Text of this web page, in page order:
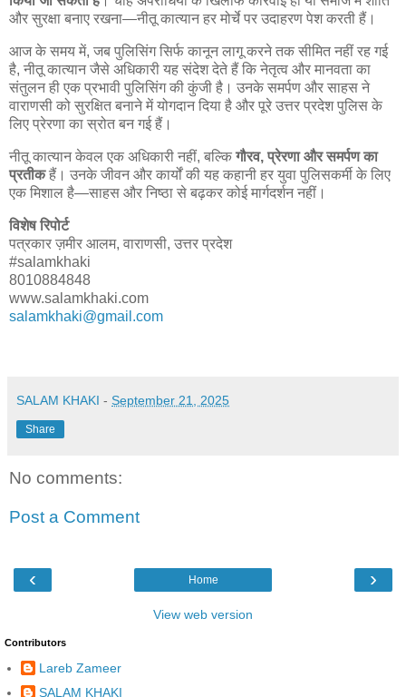
और सुरक्षा बनाए रखना—नीतू कात्यान हर मोर्चे पर उदाहरण पेश करती हैं।
आज के समय में, जब पुलिसिंग सिर्फ कानून लागू करने तक सीमित नहीं रह गई
है, नीतू कात्यान जैसे अधिकारी यह संदेश देते हैं कि नेतृत्व और मानवता का
संतुलन ही एक प्रभावी पुलिसिंग की कुंजी है। उनके समर्पण और साहस ने
वाराणसी को सुरक्षित बनाने में योगदान दिया है और पूरे उत्तर प्रदेश पुलिस के
लिए प्रेरणा का स्रोत बन गई हैं।
नीतू कात्यान केवल एक अधिकारी नहीं, बल्किगौरव, प्रेरणा और समर्पण का
प्रतीकहैं। उनके जीवन और कार्यों की यह कहानी हर युवा पुलिसकर्मी के लिए
एक मिशाल है—साहस और निष्ठा से बढ़कर कोई मार्गदर्शन नहीं।
विशेष रिपोर्ट
पत्रकार ज़मीर आलम, वाराणसी, उत्तर प्रदेश
#salamkhaki
8010884848
www.salamkhaki.com
salamkhaki@gmail.com
SALAM KHAKI - September 21, 2025
Share
No comments:
Post a Comment
‹ ›
Home
View web version
Contributors
Lareb Zameer
SALAM KHAKI